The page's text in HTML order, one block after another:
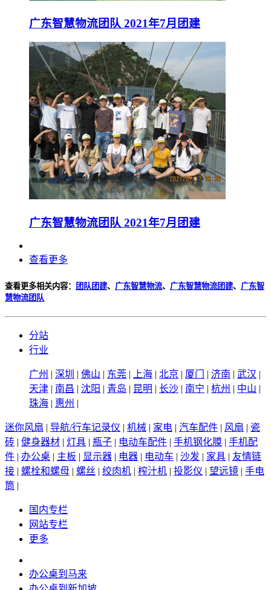
广东智慧物流团队 2021年7月团建
广东智慧物流团队 2021年7月团建
查看更多
查看更多相关内容： 团队团建、 广东智慧物流、 广东智慧物流团建、 广东智
慧物流团队
分站
行业
广州 | 深圳 | 佛山 | 东莞 | 上海 | 北京 | 厦门 | 济南 | 武汉 |
天津 | 南昌 | 沈阳 | 青岛 | 昆明 | 长沙 | 南宁 | 杭州 | 中山 |
珠海 | 惠州 |
迷你风扇 | 导航/行车记录仪 | 机械 | 家电 | 汽车配件 | 风扇 | 瓷
砖 | 健身器材 | 灯具 | 瓶子 | 电动车配件 | 手机钢化膜 | 手机配
件 | 办公桌 | 主板 | 显示器 | 电器 | 电动车 | 沙发 | 家具 | 友情链
接 | 螺栓和螺母 | 螺丝 | 绞肉机 | 榨汁机 | 投影仪 | 望远镜 | 手电
筒 |
国内专栏
网站专栏
更多
办公桌到马来